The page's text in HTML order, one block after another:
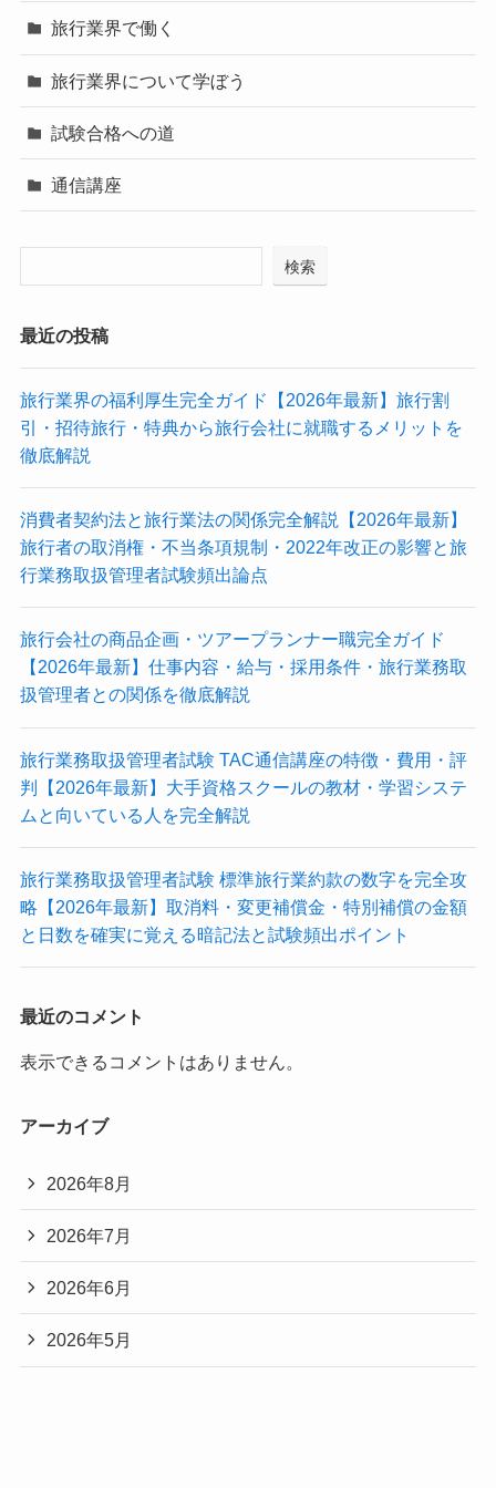
旅行業界で働く
旅行業界について学ぼう
試験合格への道
通信講座
検索
最近の投稿
旅行業界の福利厚生完全ガイド【2026年最新】旅行割
引・招待旅行・特典から旅行会社に就職するメリットを
徹底解説
消費者契約法と旅行業法の関係完全解説【2026年最新】
旅行者の取消権・不当条項規制・2022年改正の影響と旅
行業務取扱管理者試験頻出論点
旅行会社の商品企画・ツアープランナー職完全ガイド
【2026年最新】仕事内容・給与・採用条件・旅行業務取
扱管理者との関係を徹底解説
旅行業務取扱管理者試験 TAC通信講座の特徴・費用・評
判【2026年最新】大手資格スクールの教材・学習システ
ムと向いている人を完全解説
旅行業務取扱管理者試験 標準旅行業約款の数字を完全攻
略【2026年最新】取消料・変更補償金・特別補償の金額
と日数を確実に覚える暗記法と試験頻出ポイント
最近のコメント
表示できるコメントはありません。
アーカイブ
2026年8月
2026年7月
2026年6月
2026年5月